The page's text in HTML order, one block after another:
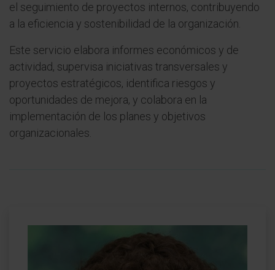
el seguimiento de proyectos internos, contribuyendo
a la eficiencia y sostenibilidad de la organización.
Este servicio elabora informes económicos y de
actividad, supervisa iniciativas transversales y
proyectos estratégicos, identifica riesgos y
oportunidades de mejora, y colabora en la
implementación de los planes y objetivos
organizacionales.